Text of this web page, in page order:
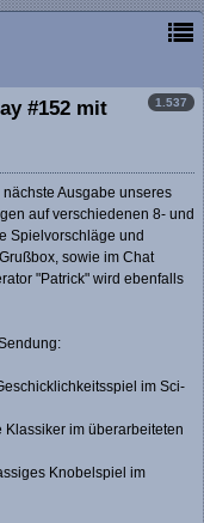
1.537
#152 mit
Ausgabe unseres
auf verschiedenen 8- und
Spielvorschläge und
sowie im Chat
"Patrick" wird ebenfalls
im Sci-
Klassiker im überarbeiteten
Knobelspiel im